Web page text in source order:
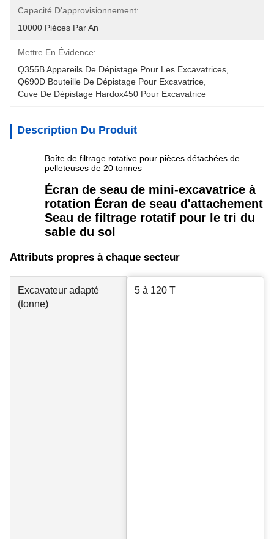
Capacité D'approvisionnement:
10000 Pièces Par An
Mettre En Évidence:
Q355B Appareils De Dépistage Pour Les Excavatrices
Q690D Bouteille De Dépistage Pour Excavatrice
Cuve De Dépistage Hardox450 Pour Excavatrice
Description Du Produit
Boîte de filtrage rotative pour pièces détachées de
pelleteuses de 20 tonnes
Écran de seau de mini-excavatrice à
rotation Écran de seau d'attachement
Seau de filtrage rotatif pour le tri du
sable du sol
Attributs propres à chaque secteur
Excavateur adapté
(tonne)
5 à 120 T